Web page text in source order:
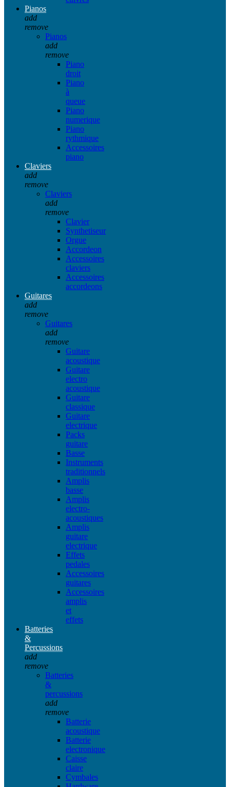
Pianos
add
remove
Pianos
add
remove
Piano
droit
Piano
à
queue
Piano
numerique
Piano
rythmique
Accessoires
piano
Claviers
add
remove
Claviers
add
remove
Clavier
Synthetiseur
Orgue
Accordeon
Accessoires
claviers
Accessoires
accordeons
Guitares
add
remove
Guitares
add
remove
Guitare
acoustique
Guitare
electro
acoustique
Guitare
classique
Guitare
electrique
Packs
guitare
Basse
Instruments
traditionnels
Amplis
basse
Amplis
electro-
acoustiques
Amplis
guitare
electrique
Effets
pedales
Accessoires
guitares
Accessoires
amplis
et
effets
Batteries
&
Percussions
add
remove
Batteries
&
percussions
add
remove
Batterie
acoustique
Batterie
electronique
Caisse
claire
Cymbales